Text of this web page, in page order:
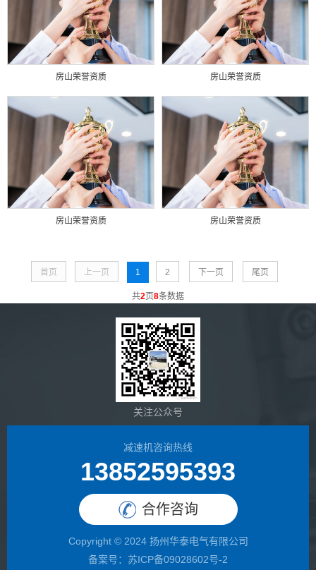
房山荣誉资质 房山荣誉资质
房山荣誉资质 房山荣誉资质
首页 上一页 1 2 下一页 尾页
共2页8条数据
关注公众号
减速机咨询热线
13852595393
合作咨询
Copyright © 2024 扬州华泰电气有限公司
备案号： 苏ICP备09028602号-2